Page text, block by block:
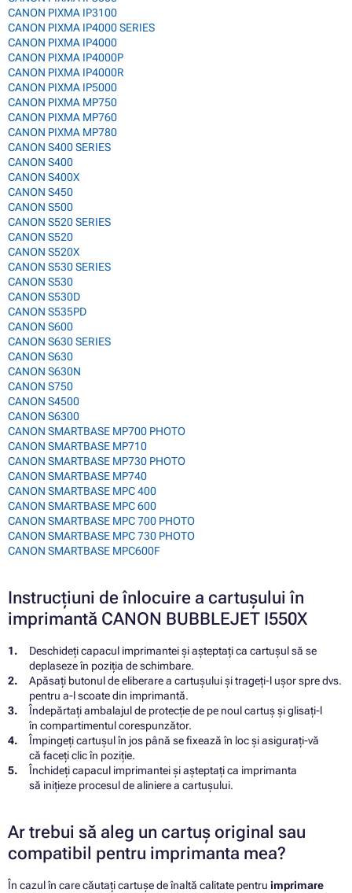
CANON PIXMA IP3100
CANON PIXMA IP4000 SERIES
CANON PIXMA IP4000
CANON PIXMA IP4000P
CANON PIXMA IP4000R
CANON PIXMA IP5000
CANON PIXMA MP750
CANON PIXMA MP760
CANON PIXMA MP780
CANON S400 SERIES
CANON S400
CANON S400X
CANON S450
CANON S500
CANON S520 SERIES
CANON S520
CANON S520X
CANON S530 SERIES
CANON S530
CANON S530D
CANON S535PD
CANON S600
CANON S630 SERIES
CANON S630
CANON S630N
CANON S750
CANON S4500
CANON S6300
CANON SMARTBASE MP700 PHOTO
CANON SMARTBASE MP710
CANON SMARTBASE MP730 PHOTO
CANON SMARTBASE MP740
CANON SMARTBASE MPC 400
CANON SMARTBASE MPC 600
CANON SMARTBASE MPC 700 PHOTO
CANON SMARTBASE MPC 730 PHOTO
CANON SMARTBASE MPC600F
Instrucțiuni de înlocuire a cartușului în
imprimantă CANON BUBBLEJET I550X
Deschideți capacul imprimantei și așteptați ca cartușul să se
deplaseze în poziția de schimbare.
Apăsați butonul de eliberare a cartușului și trageți-l ușor spre dvs.
pentru a-l scoate din imprimantă.
Îndepărtați ambalajul de protecție de pe noul cartuș și glisați-l
în compartimentul corespunzător.
Împingeți cartușul în jos până se fixează în loc și asigurați-vă
că faceți clic în poziție.
Închideți capacul imprimantei și așteptați ca imprimanta
să inițieze procesul de aliniere a cartușului.
Ar trebui să aleg un cartuș original sau
compatibil pentru imprimanta mea?
În cazul în care căutați cartușe de înaltă calitate pentru imprimare